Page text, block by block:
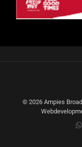
© 2026 Ampies